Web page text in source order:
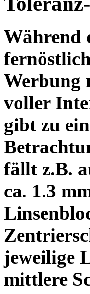
Während
Werbung
voller
gibt zu
fällt z.B.
ca. 1.3
jeweilige
mittlere